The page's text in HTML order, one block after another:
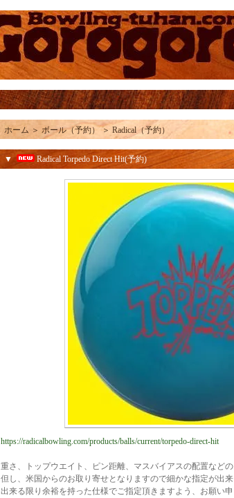
ホーム ＞ ボール（予約） ＞ Radical（予約）
▼ Radical Torpedo Direct Hit(予約)
https://radicalbowling.com/products/balls/current/torpedo-direct-hit
重さ、トップウエイト、ピン距離、マスバイアスの配置など
但し、米国からのお取り寄せとなりますので細かな指定が出来
出来る限り余裕を持った仕様でご指定頂きますよう、お願い申